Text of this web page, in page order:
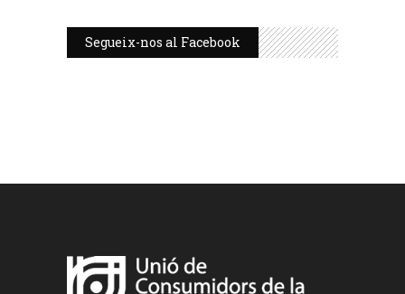
Segueix-nos al Facebook